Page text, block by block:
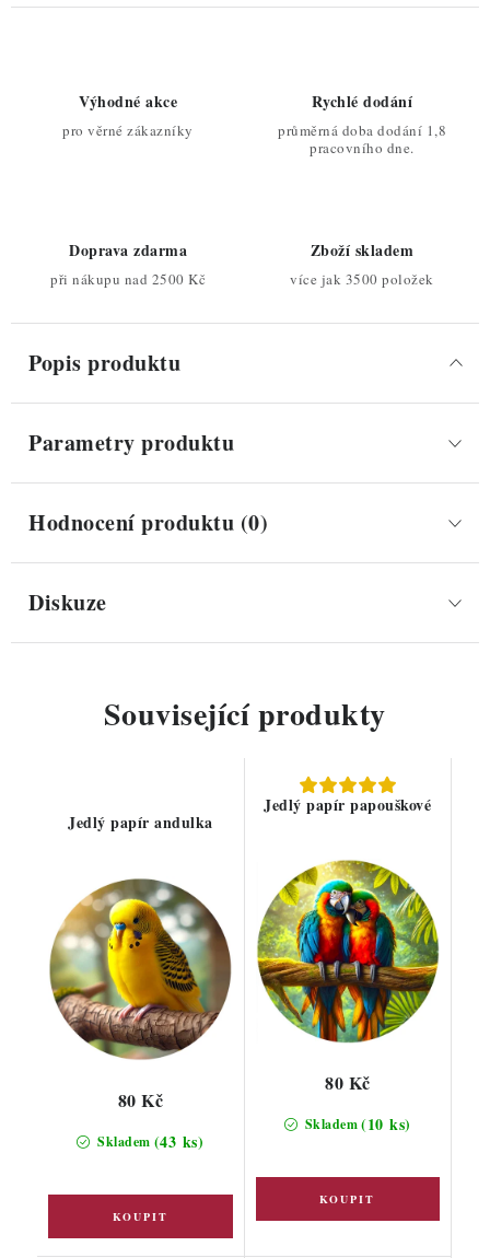
Výhodné akce
pro věrné zákazníky
Rychlé dodání
průměrná doba dodání 1,8
pracovního dne.
Doprava zdarma
při nákupu nad 2500 Kč
Zboží skladem
více jak 3500 položek
Popis produktu
Parametry produktu
Hodnocení produktu (0)
Diskuze
Související produkty
Jedlý papír andulka
Skladem (43 ks)
80 Kč
Jedlý papír papouškové
Skladem(10 ks)
80 Kč